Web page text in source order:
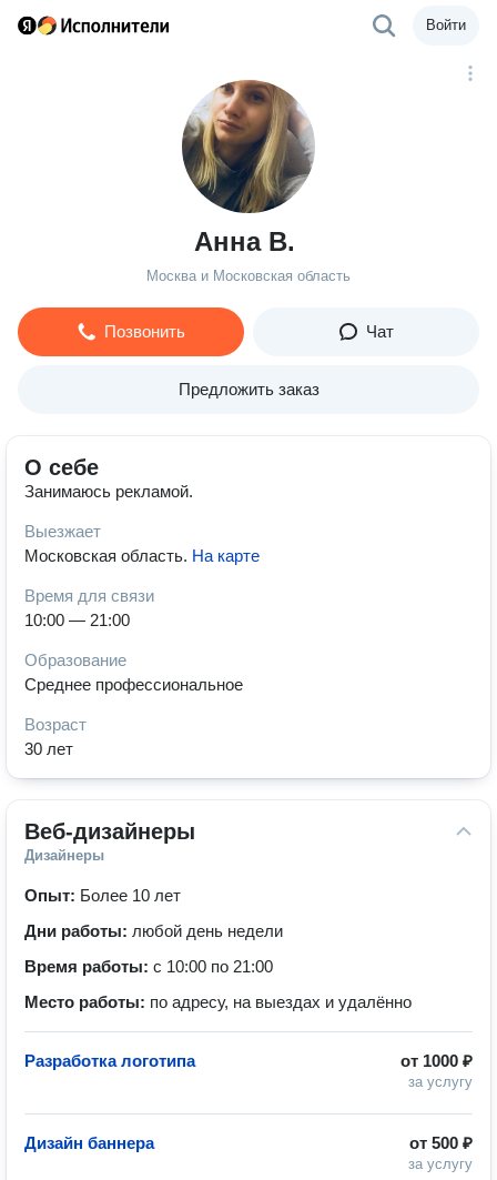
Войти
Анна В.
Москва и Московская область
Позвонить Чат
Предложить заказ
О себе
Занимаюсь рекламой.
Выезжает
Московская область. На карте
Время для связи
10:00 — 21:00
Образование
Среднее профессиональное
Возраст
30 лет
Веб-дизайнеры
Дизайнеры
Опыт: Более 10 лет
Дни работы: любой день недели
Время работы: с 10:00 по 21:00
Место работы: по адресу, на выездах и удалённо
от 1000 ₽
за услугу
Разработка логотипа
от 500 ₽
за услугу
Дизайн баннера